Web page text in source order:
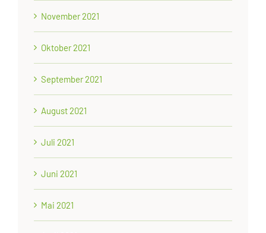
November 2021
Oktober 2021
September 2021
August 2021
Juli 2021
Juni 2021
Mai 2021